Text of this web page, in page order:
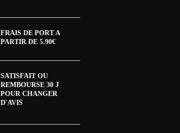
FRAIS DE PORT A
PARTIR DE 5.90€
SATISFAIT OU
REMBOURSE 30 J
POUR CHANGER
D'AVIS